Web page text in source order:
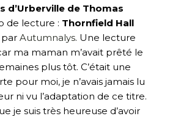
d’Urberville de Thomas
de lecture : Thornfield Hall
parAutumnalys. Une lecture
ma maman m’avait prêté le
plus tôt. C’était une
pour moi, je n’avais jamais lu
ni vu l’adaptation de ce titre.
je suis très heureuse d’avoir